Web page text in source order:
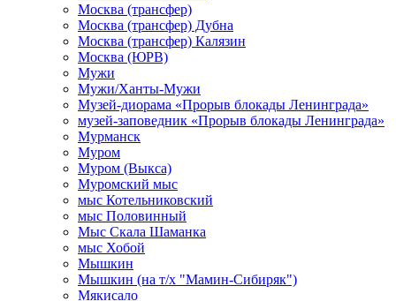
Москва (трансфер)
Москва (трансфер) Дубна
Москва (трансфер) Калязин
Москва (ЮРВ)
Мужи
Мужи/Ханты-Мужи
Музей-диорама «Прорыв блокады Ленинграда»
музей-заповедник «Прорыв блокады Ленинграда»
Мурманск
Муром
Муром (Выкса)
Муромский мыс
мыс Котельниковский
мыс Половинный
Мыс Скала Шаманка
мыс Хобой
Мышкин
Мышкин (на т/х "Мамин-Сибиряк")
Мякисало